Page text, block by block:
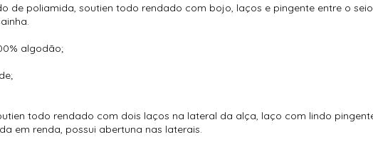
de poliamida, soutien todo rendado com bojo, laços e pingente entre o
algodão;
todo rendado com dois laços na lateral da alça, laço com lindo
em renda, possui abertuna nas laterais.